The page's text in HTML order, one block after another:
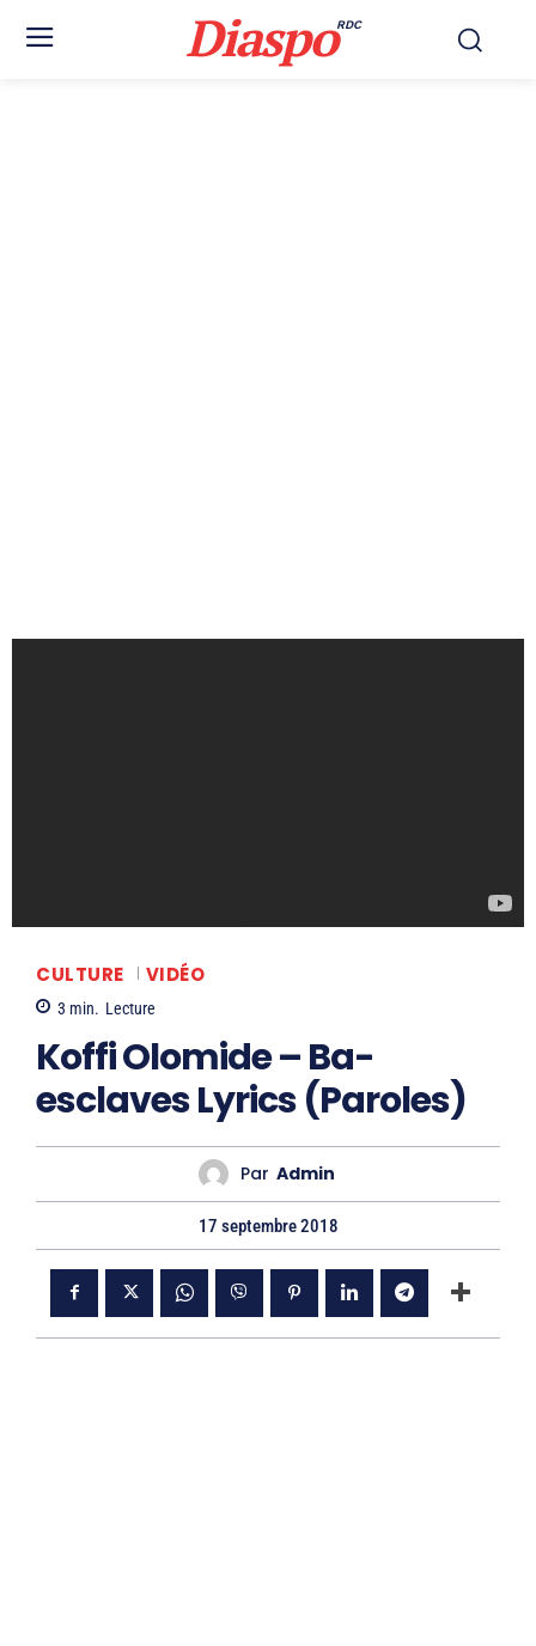
DiaspoRDC
CULTURE VIDÉO
3 min. Lecture
Koffi Olomide – Ba-
esclaves Lyrics (Paroles)
Par Admin
17 septembre 2018